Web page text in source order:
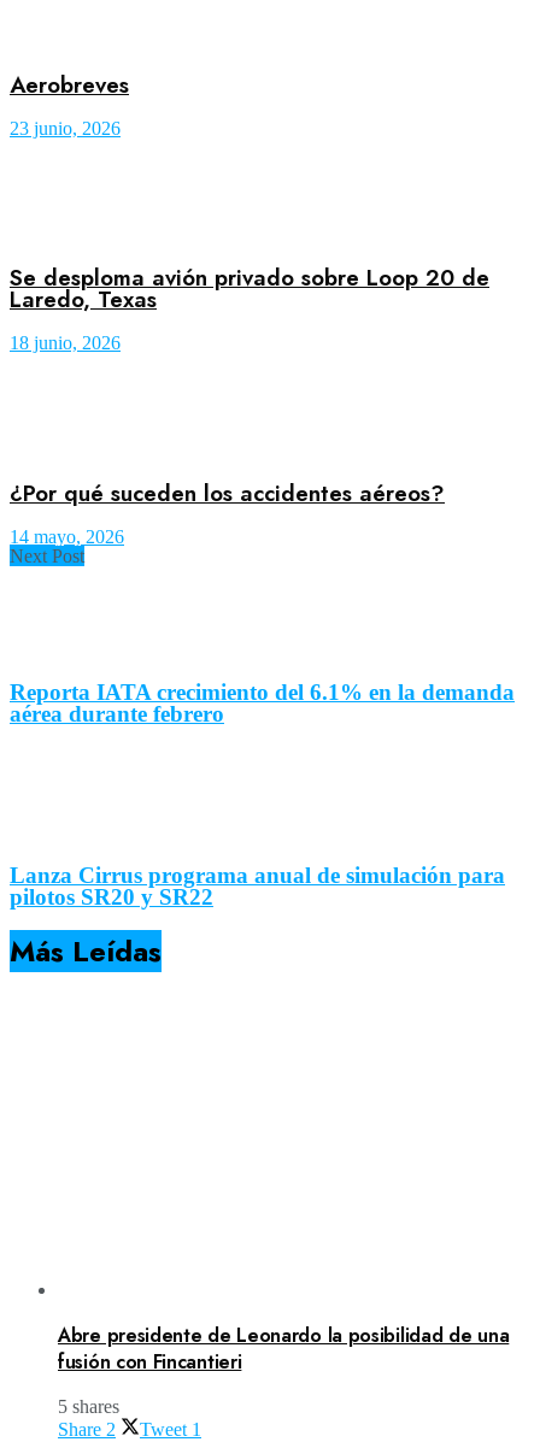
Aerobreves
23 junio, 2026
Se desploma avión privado sobre Loop 20 de
Laredo, Texas
18 junio, 2026
¿Por qué suceden los accidentes aéreos?
14 mayo, 2026
Next Post
Reporta IATA crecimiento del 6.1% en la demanda
aérea durante febrero
Lanza Cirrus programa anual de simulación para
pilotos SR20 y SR22
Más Leídas
Abre presidente de Leonardo la posibilidad de una
fusión con Fincantieri
5 shares
Share 2 Tweet 1